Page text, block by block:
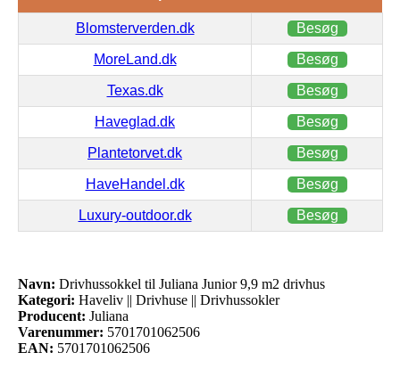
Blomsterverden.dk Besøg
MoreLand.dk Besøg
Texas.dk Besøg
Haveglad.dk Besøg
Plantetorvet.dk Besøg
HaveHandel.dk Besøg
Luxury-outdoor.dk Besøg
Navn: Drivhussokkel til Juliana Junior 9,9 m2 drivhus
Kategori: Haveliv || Drivhuse || Drivhussokler
Producent: Juliana
Varenummer: 5701701062506
EAN: 5701701062506